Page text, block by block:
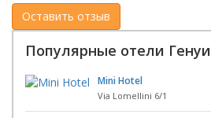
Популярные отели Генуи
Mini Hotel
Via Lomellini 6/1